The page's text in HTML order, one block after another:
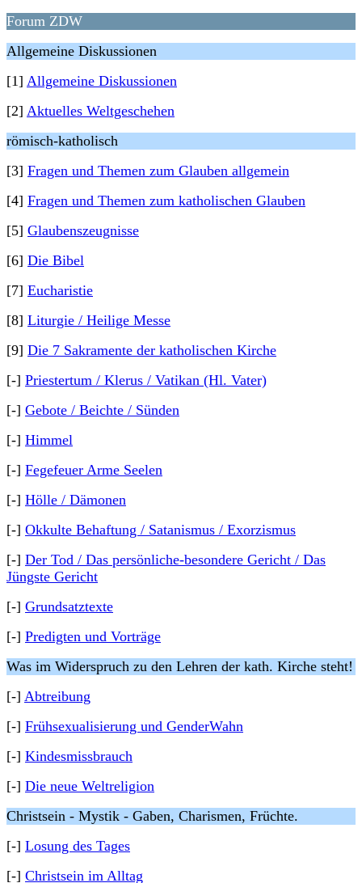
Forum ZDW
Allgemeine Diskussionen
[1] Allgemeine Diskussionen
[2] Aktuelles Weltgeschehen
römisch-katholisch
[3] Fragen und Themen zum Glauben allgemein
[4] Fragen und Themen zum katholischen Glauben
[5] Glaubenszeugnisse
[6] Die Bibel
[7] Eucharistie
[8] Liturgie / Heilige Messe
[9] Die 7 Sakramente der katholischen Kirche
[-] Priestertum / Klerus / Vatikan (Hl. Vater)
[-] Gebote / Beichte / Sünden
[-] Himmel
[-] Fegefeuer Arme Seelen
[-] Hölle / Dämonen
[-] Okkulte Behaftung / Satanismus / Exorzismus
[-] Der Tod / Das persönliche-besondere Gericht / Das
Jüngste Gericht
[-] Grundsatztexte
[-] Predigten und Vorträge
Was im Widerspruch zu den Lehren der kath. Kirche steht!
[-] Abtreibung
[-] Frühsexualisierung und GenderWahn
[-] Kindesmissbrauch
[-] Die neue Weltreligion
Christsein - Mystik - Gaben, Charismen, Früchte.
[-] Losung des Tages
[-] Christsein im Alltag